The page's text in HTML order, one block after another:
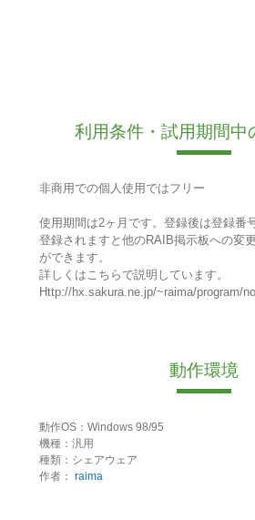
利用条件・試用期間中
非商用での個人使用ではフリー
使用期間は2ヶ月です。登録後は登録番
登録されますと他のRAIB掲示板への変
ができます。
詳しくはこちらで説明しています。
Http://hx.sakura.ne.jp/~raima/program/
動作環境
動作OS：Windows 98/95
機種：汎用
種類：シェアウェア
作者： raima